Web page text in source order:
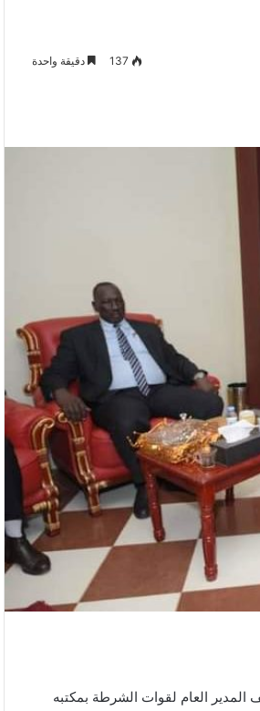
137 دقيقة واحدة
العام لقوات الشرطة بمكتبه